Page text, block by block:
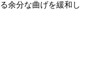
余分な曲げを緩和し